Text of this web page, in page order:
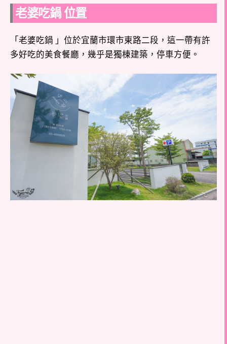
老婆吃鍋 位置
「老婆吃鍋 」位於宜蘭市環市東路二段，這一帶有許
多好吃的美食餐廳，幾乎是獨棟建築，停車方便。